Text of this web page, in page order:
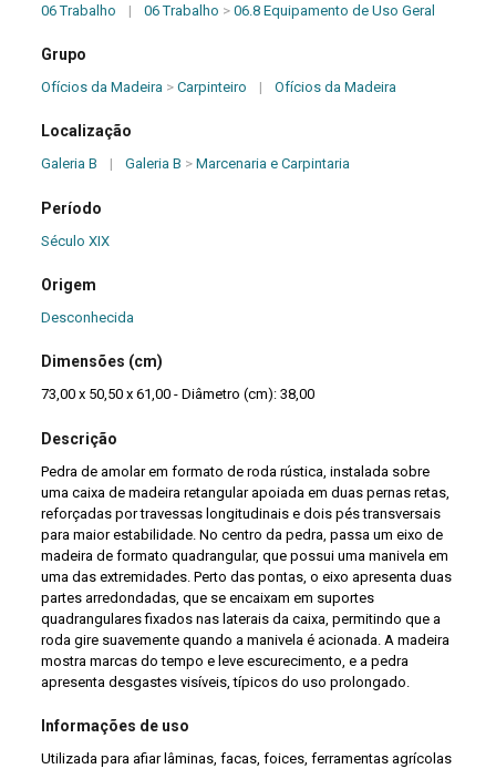
06 Trabalho | 06 Trabalho >06.8 Equipamento de Uso Geral
Grupo
Ofícios da Madeira >Carpinteiro | Ofícios da Madeira
Localização
Galeria B | Galeria B >Marcenaria e Carpintaria
Período
Século XIX
Origem
Desconhecida
Dimensões (cm)
73,00 x 50,50 x 61,00 - Diâmetro (cm): 38,00
Descrição
Pedra de amolar em formato de roda rústica, instalada sobre
uma caixa de madeira retangular apoiada em duas pernas retas,
reforçadas por travessas longitudinais e dois pés transversais
para maior estabilidade. No centro da pedra, passa um eixo de
madeira de formato quadrangular, que possui uma manivela em
uma das extremidades. Perto das pontas, o eixo apresenta duas
partes arredondadas, que se encaixam em suportes
quadrangulares fixados nas laterais da caixa, permitindo que a
roda gire suavemente quando a manivela é acionada. A madeira
mostra marcas do tempo e leve escurecimento, e a pedra
apresenta desgastes visíveis, típicos do uso prolongado.
Informações de uso
Utilizada para afiar lâminas, facas, foices, ferramentas agrícolas